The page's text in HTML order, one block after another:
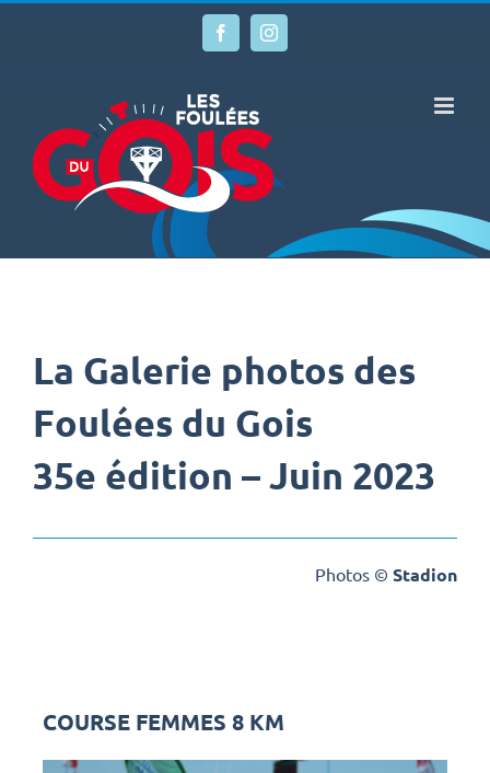
Passer
FacebookInstagram
La Galerie photos des
Foulées du Gois
35e édition – Juin 2023
Photos © Stadion
COURSE FEMMES 8 KM